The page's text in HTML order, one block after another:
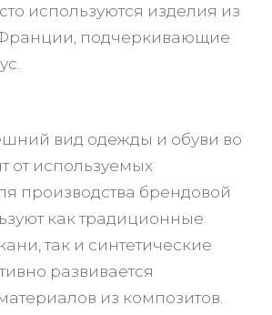
используются изделия из
подчеркивающие
вид одежды и обуви во
от используемых
производства брендовой
как традиционные
так и синтетические
развивается
из композитов.